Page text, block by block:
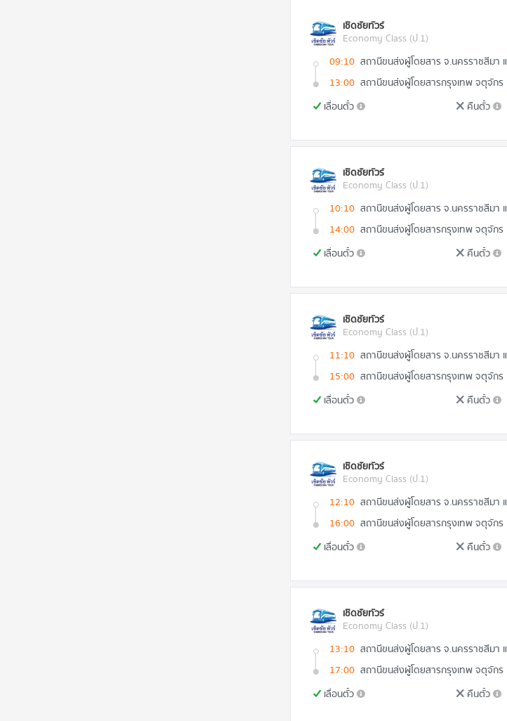
เชิดชัยทัวร์
Economy Class (ป.1)
09:10 สถานีขนส่งผู้โดยสาร จ.นครราชสีมา
13:00 สถานีขนส่งผู้โดยสารกรุงเทพ จตุจัก
เลื่อนตั๋ว
คืนตั๋ว
เชิดชัยทัวร์
Economy Class (ป.1)
10:10 สถานีขนส่งผู้โดยสาร จ.นครราชสีมา
14:00 สถานีขนส่งผู้โดยสารกรุงเทพ จตุจัก
เลื่อนตั๋ว
คืนตั๋ว
เชิดชัยทัวร์
Economy Class (ป.1)
11:10 สถานีขนส่งผู้โดยสาร จ.นครราชสีมา
15:00 สถานีขนส่งผู้โดยสารกรุงเทพ จตุจัก
เลื่อนตั๋ว
คืนตั๋ว
เชิดชัยทัวร์
Economy Class (ป.1)
12:10 สถานีขนส่งผู้โดยสาร จ.นครราชสีมา
16:00 สถานีขนส่งผู้โดยสารกรุงเทพ จตุจัก
เลื่อนตั๋ว
คืนตั๋ว
เชิดชัยทัวร์
Economy Class (ป.1)
13:10 สถานีขนส่งผู้โดยสาร จ.นครราชสีมา
17:00 สถานีขนส่งผู้โดยสารกรุงเทพ จตุจัก
เลื่อนตั๋ว
คืนตั๋ว